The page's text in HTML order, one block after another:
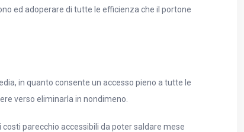
ed adoperare di tutte le efficienza che il portone
in quanto consente un accesso pieno a tutte le
verso eliminarla in nondimeno.
parecchio accessibili da poter saldare mese